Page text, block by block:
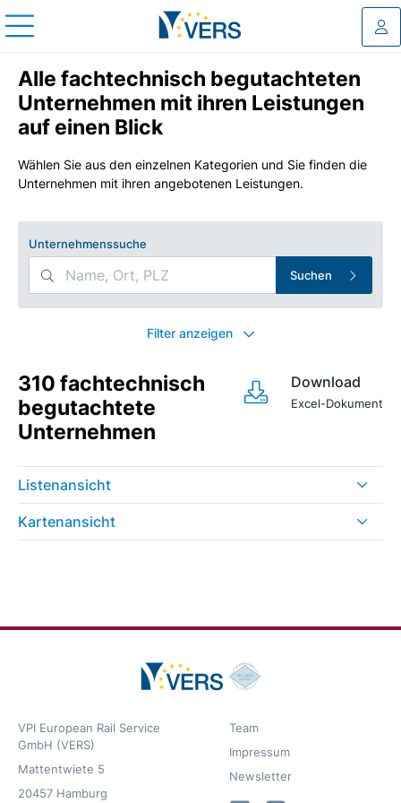
Alle fachtechnisch begutachteten
Unternehmen mit ihren Leistungen
auf einen Blick
Wählen Sie aus den einzelnen Kategorien und Sie finden die
Unternehmen mit ihren angebotenen Leistungen.
Unternehmenssuche
Suchen
Filter anzeigen
310 fachtechnisch
begutachtete
Unternehmen
Download
Excel-Dokument
Listenansicht
Kartenansicht
VPI European Rail Service
GmbH (VERS)
Mattentwiete 5
20457 Hamburg
Team
Impressum
Newsletter